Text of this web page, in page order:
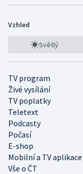
Vzhled
Světlý
TV program
Živé vysílání
TV poplatky
Teletext
Podcasty
Počasí
E-shop
Mobilní a TV aplikace
Vše o ČT